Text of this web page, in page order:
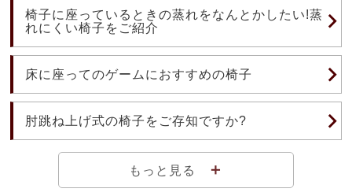
椅子に座っているときの蒸れをなんとかしたい!蒸
れにくい椅子をご紹介
床に座ってのゲームにおすすめの椅子
肘跳ね上げ式の椅子をご存知ですか?
もっと見る ＋